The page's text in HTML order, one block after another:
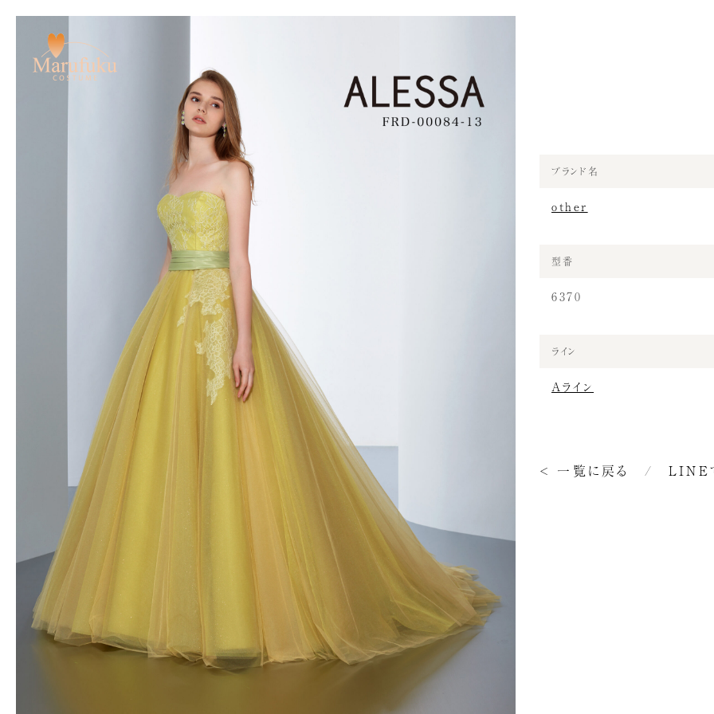
ブランド名
other
型番
6370
ライン
Aライン
< 一覧に戻る /LINE